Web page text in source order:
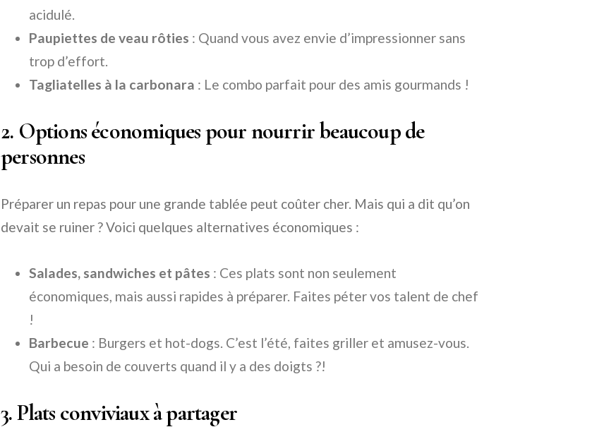
acidulé.
Paupiettes de veau rôties : Quand vous avez envie d’impressionner sans
trop d’effort.
Tagliatelles à la carbonara : Le combo parfait pour des amis gourmands !
2. Options économiques pour nourrir beaucoup de
personnes
Préparer un repas pour une grande tablée peut coûter cher. Mais qui a dit qu’on
devait se ruiner ? Voici quelques alternatives économiques :
Salades, sandwiches et pâtes : Ces plats sont non seulement
économiques, mais aussi rapides à préparer. Faites péter vos talent de chef
!
Barbecue : Burgers et hot-dogs. C’est l’été, faites griller et amusez-vous.
Qui a besoin de couverts quand il y a des doigts ?!
3. Plats conviviaux à partager